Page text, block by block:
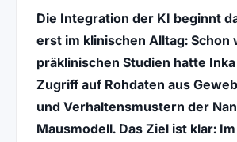
Die Integration der KI beginnt
erst im klinischen Alltag: Schon
präklinischen Studien hatte
Zugriff auf Rohdaten aus
und Verhaltensmustern der
Mausmodell. Das Ziel ist klar: